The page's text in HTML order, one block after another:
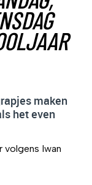
maken
het even
volgens Iwan